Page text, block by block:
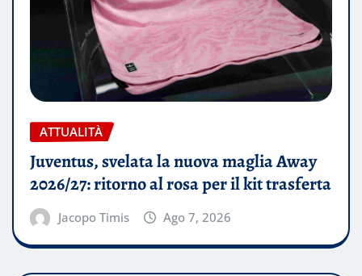
ATTUALITÀ
Juventus, svelata la nuova maglia Away
2026/27: ritorno al rosa per il kit trasferta
Jacopo Timis Ago 7, 2026